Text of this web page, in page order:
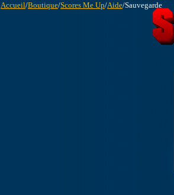
Accueil/Boutique/Scores Me Up/Aide/Sauvegarde